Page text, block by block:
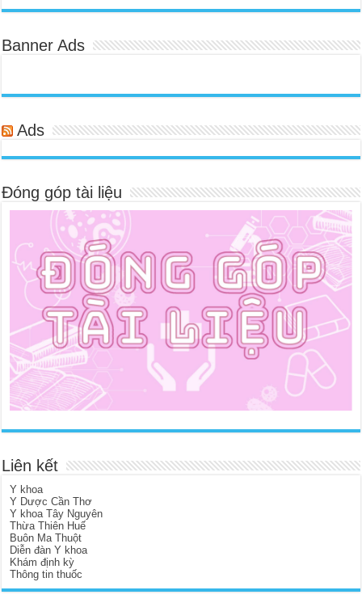
Banner Ads
Ads
Đóng góp tài liệu
Liên kết
Y khoa
Y Dược Cần Thơ
Y khoa Tây Nguyên
Thừa Thiên Huế
Buôn Ma Thuột
Diễn đàn Y khoa
Khám định kỳ
Thông tin thuốc